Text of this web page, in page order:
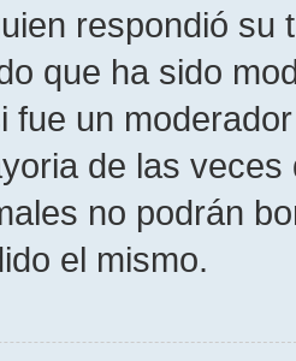
respondió
que ha sido
fue un
de las
no podrán
el mismo.